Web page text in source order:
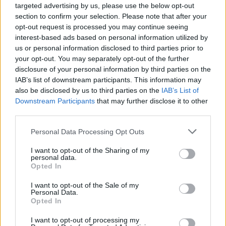
targeted advertising by us, please use the below opt-out
section to confirm your selection. Please note that after your
opt-out request is processed you may continue seeing
interest-based ads based on personal information utilized by
us or personal information disclosed to third parties prior to
your opt-out. You may separately opt-out of the further
disclosure of your personal information by third parties on the
IAB’s list of downstream participants. This information may
also be disclosed by us to third parties on the IAB’s List of
Downstream Participants that may further disclose it to other
Please note that this website/app uses one or more Google
not limited to your visit or usage behaviour. You may click to
grant or deny consent to Google and its third-party tags to
use your data for below specified purposes in below Google
consent section.
Personal Data Processing Opt Outs
I want to opt-out of the Sharing of my
personal data.
Opted In
I want to opt-out of the Sale of my
Personal Data.
Opted In
I want to opt-out of processing my
előadás
A műsorváltoztatás jogát a Színház fenntartja!
A FESZTIVÁLHOZ KAPCSOLÓDÓ ÍRÁSOK,
ISMERTETŐK
ÉDEN ( JEL SZÍNHÁZ )
NAGYVÁROSI IKONOK ( KÖZÉP-EURÓPA
UTOLSÓ TÁJKÉP ( JEL SZÍNHÁZ )